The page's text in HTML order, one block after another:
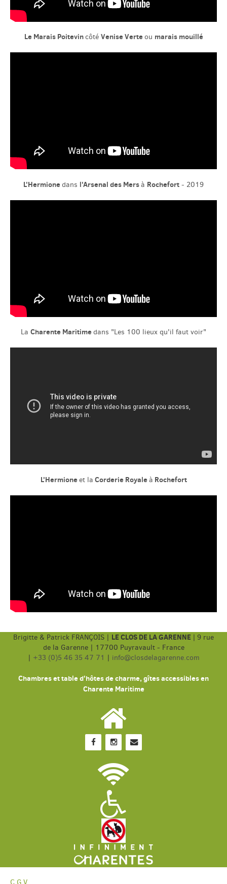
Le Marais Poitevincôté Venise Verteou marais mouillé
L'Hermionedans l'Arsenal des Mersà Rochefort - 2019
La Charente Maritimedans "Les 100 lieux qu'il faut voir"
L'Hermioneet la Corderie Royaleà Rochefort
Brigitte & Patrick FRANÇOIS | LE CLOS DE LA GARENNE | 9 rue
de la Garenne | 17700 Puyravault - France
| +33 (0)5 46 35 47 71 | info@closdelagarenne.com
Chambres et table d'hôtes de charme, gîtes accessibles en
Charente Maritime